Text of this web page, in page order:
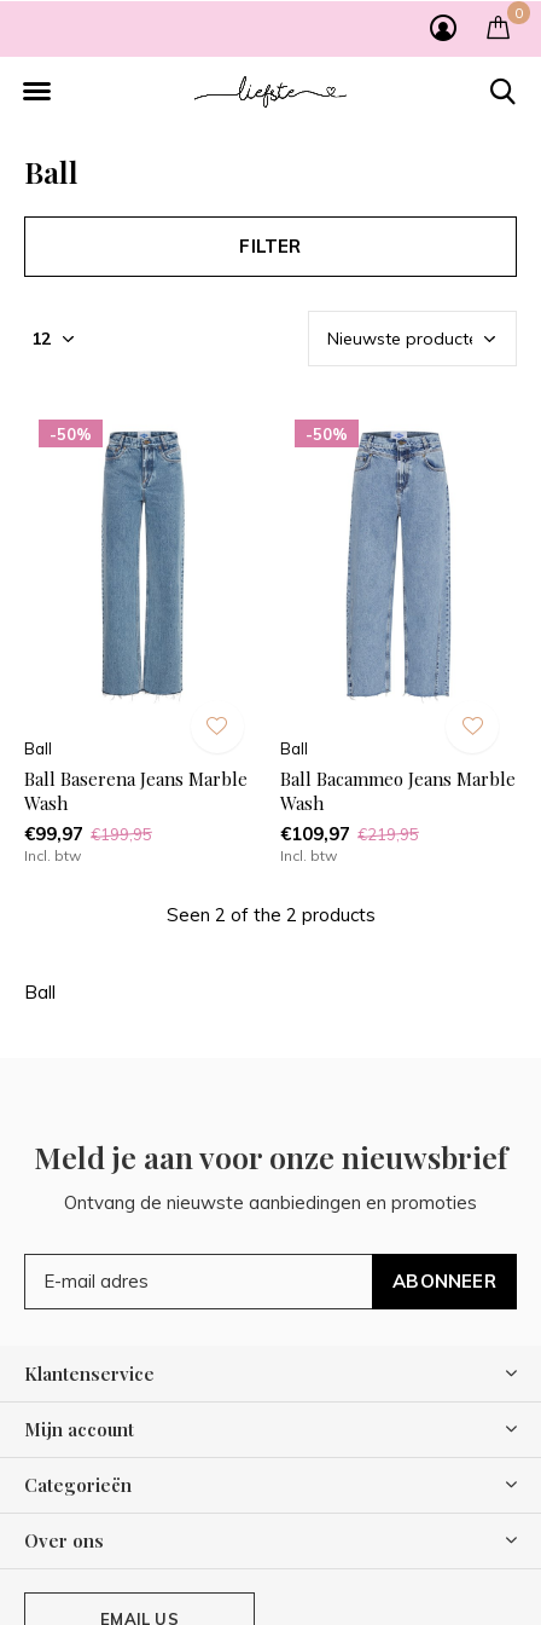
0
Ball
FILTER
-50%
Ball
Ball Baserena Jeans Marble
Wash
€99,97 €199,95
Incl. btw
-50%
Ball
Ball Bacammeo Jeans Marble
Wash
€109,97 €219,95
Incl. btw
Seen 2 of the 2 products
Ball
Meld je aan voor onze nieuwsbrief
Ontvang de nieuwste aanbiedingen en promoties
ABONNEER
Klantenservice
Mijn account
Categorieën
Over ons
EMAIL US